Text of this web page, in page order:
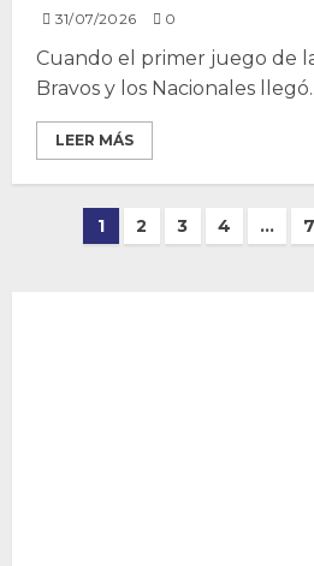
31/07/2026 0
Cuando el primer juego de
Bravos y los Nacionales
LEER MÁS
Paginación
1 2 3 4 …